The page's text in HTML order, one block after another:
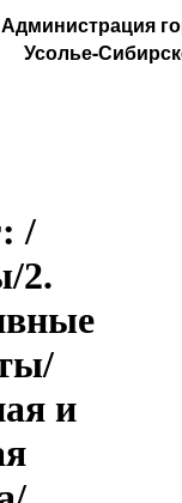
Администрация
Усолье-